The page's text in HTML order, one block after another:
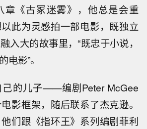
章《古冢迷雾》，他总是会重
此为灵感拍一部电影，既独立
入大的故事里，“既忠于小说，
影”。
己的儿子——编剧Peter McGee
影框架，随后联系了杰克逊。
们跟《指环王》系列编剧菲利